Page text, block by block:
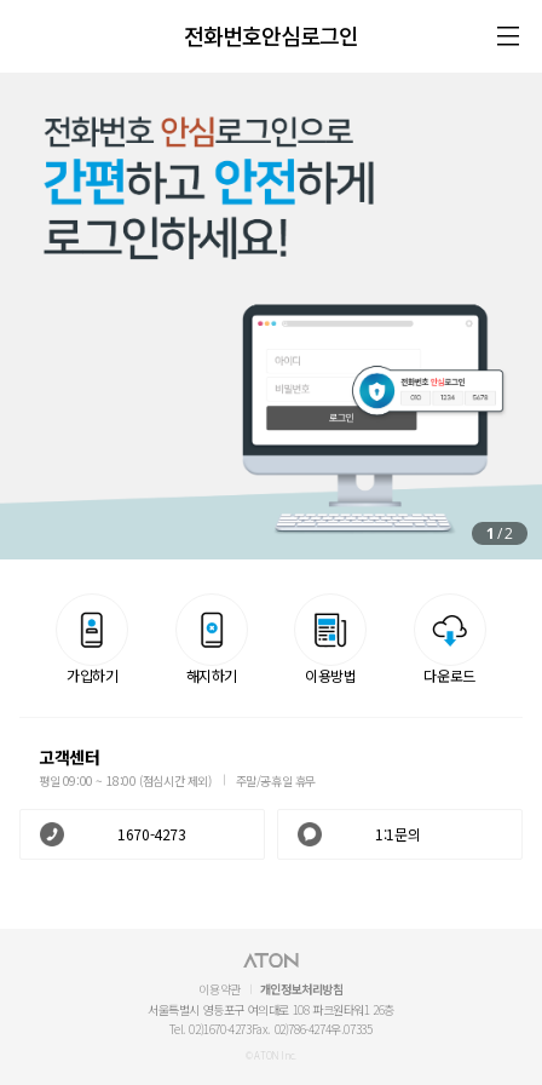
전화번호안심로그인
1 /2
가입하기 해지하기 이용방법 다운로드
고객센터
평일 09:00 ~ 18:00 (점심시간 제외) 주말/공휴일 휴무
1670-4273 1:1문의
이용약관
개인정보처리방침
서울특별시 영등포구 여의대로 108 파크원타워1 26층
Tel. 02)1670-4273Fax. 02)786-4274우.07335
© ATON Inc.